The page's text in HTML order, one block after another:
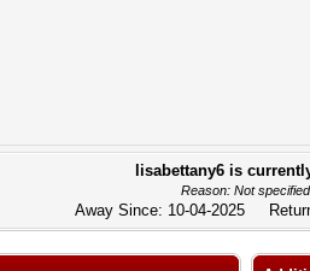
lisabettany6 is
Reason: Not specified.
Away Since: 10-04-2025